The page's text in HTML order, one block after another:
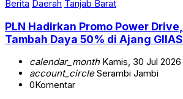
Berita Daerah Tanjab Barat
PLN Hadirkan Promo Power
Tambah Daya 50% di Ajang
calendar_monthKamis, 30 Jul 2026
account_circleSerambi Jambi
0Komentar